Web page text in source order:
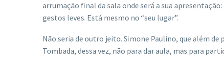
arrumação final da sala onde será a sua
gestos leves. Está mesmo no “seu lugar”.
Não seria de outro jeito. Simone Paulino, que além de
Tombada, dessa vez, não para dar aula, mas para